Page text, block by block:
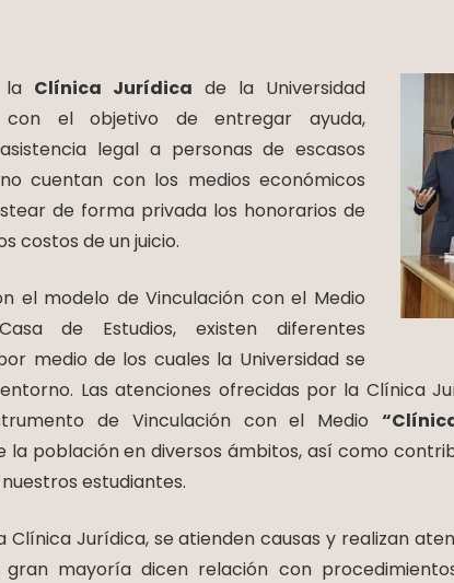
la Clínica Jurídica de la Universidad
con el objetivo de entregar ayuda,
legal a personas de escasos
cuentan con los medios económicos
de forma privada los honorarios de
costos de un juicio.
el modelo de Vinculación con el Medio
de Estudios, existen diferentes
medio de los cuales la Universidad se
Las atenciones ofrecidas por la Clínica
de Vinculación con el Medio
la población en diversos ámbitos, así como
estudiantes.
Clínica Jurídica, se atienden causas y realizan
mayoría dicen relación con